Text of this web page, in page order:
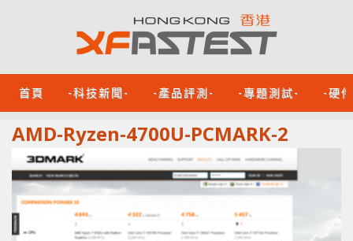
首頁 -科技新聞- -產品評測- -專題測試- -硬
AMD-Ryzen-4700U-PCMARK-2